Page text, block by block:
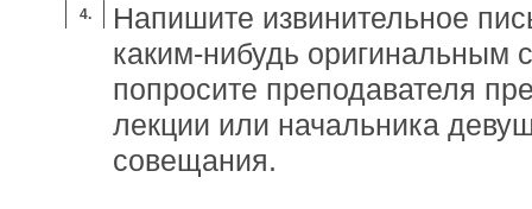
Напишите извинительное
каким-нибудь оригинальным
попросите преподавателя
лекции или начальника
совещания.